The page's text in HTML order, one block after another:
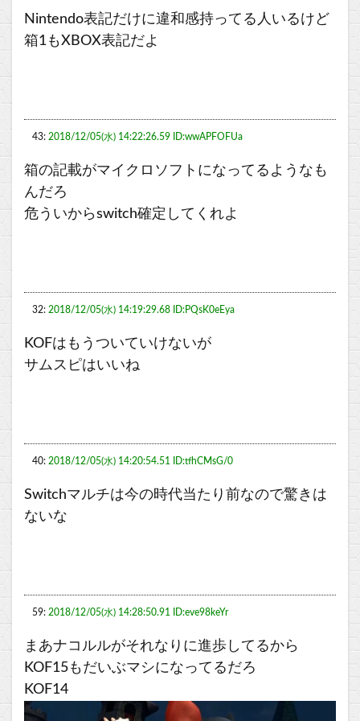
Nintendo表記だけに違和感持ってる人いるけど
箱1もXBOX表記だよ
43: 2018/12/05(水) 14:22:26.59 ID:wwAPFOFUa
箱の記載がマイクロソフトになってるようなも
んだろ
危ういからswitch確定してくれよ
32: 2018/12/05(水) 14:19:29.68 ID:PQsK0eEya
KOFはもうついていけないが
サムスピはいいね
40: 2018/12/05(水) 14:20:54.51 ID:tfhCMsG/0
Switchマルチは今の時代当たり前なので驚きは
ないな
59: 2018/12/05(水) 14:28:50.91 ID:eve98keYr
まあナコルルがそれなりに進歩してるから
KOF15もだいぶマシになってるだろ
KOF14